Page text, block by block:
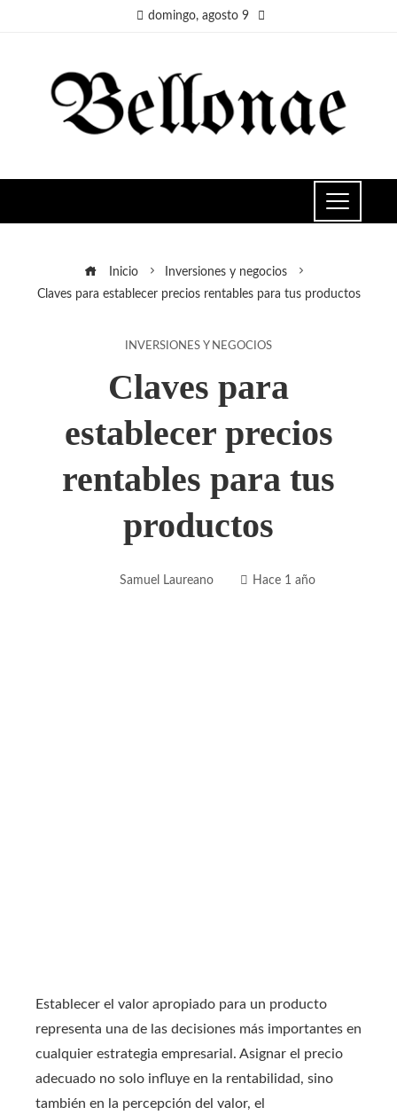
domingo, agosto 9
Inicio
Inversiones y negocios
Claves para establecer precios rentables para tus productos
INVERSIONES Y NEGOCIOS
Claves para
establecer precios
rentables para tus
productos
Samuel Laureano Hace 1 año
Establecer el valor apropiado para un producto
representa una de las decisiones más importantes en
cualquier estrategia empresarial. Asignar el precio
adecuado no solo influye en la rentabilidad, sino
también en la percepción del valor, el